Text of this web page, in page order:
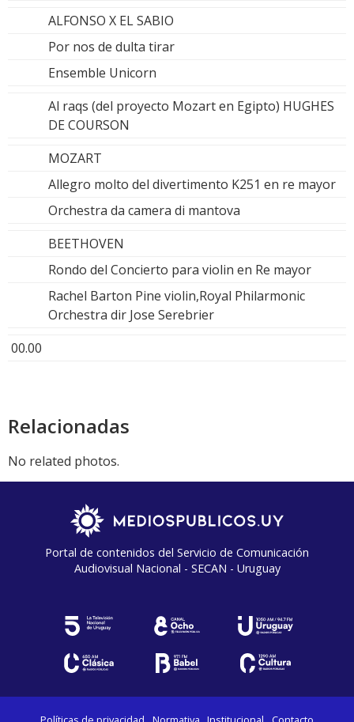
ALFONSO X EL SABIO
Por nos de dulta tirar
Ensemble Unicorn
Al raqs (del proyecto Mozart en Egipto) HUGHES
DE COURSON
MOZART
Allegro molto del divertimento K251 en re mayor
Orchestra da camera di mantova
BEETHOVEN
Rondo del Concierto para violin en Re mayor
Rachel Barton Pine violin,Royal Philarmonic
Orchestra dir Jose Serebrier
00.00
Relacionadas
No related photos.
Portal de contenidos del Servicio de Comunicación
Audiovisual Nacional - SECAN - Uruguay